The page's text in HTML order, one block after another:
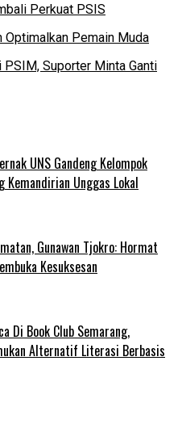
Perkuat PSIS
Optimalkan Pemain Muda
PSIM, Suporter Minta Ganti
UNS Gandeng Kelompok
Kemandirian Unggas Lokal
Gunawan Tjokro: Hormat
Kesuksesan
Di Book Club Semarang,
Alternatif Literasi Berbasis